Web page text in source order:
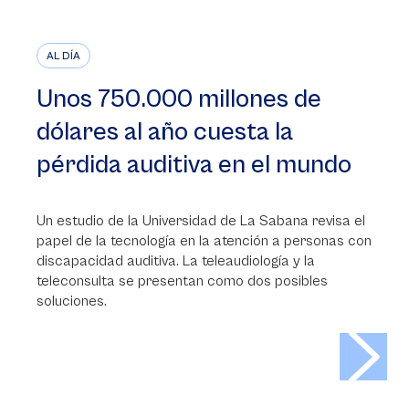
AL DÍA
Unos 750.000 millones de
dólares al año cuesta la
pérdida auditiva en el mundo
Un estudio de la Universidad de La Sabana revisa el
papel de la tecnología en la atención a personas con
discapacidad auditiva. La teleaudiología y la
teleconsulta se presentan como dos posibles
soluciones.